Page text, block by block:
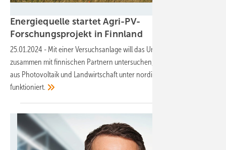
Energiequelle startet Agri-PV-
Forschungsprojekt in Finnland
25.01.2024 - Mit einer Versuchsanlage will das Unternehmen
zusammen mit finnischen Partnern untersuchen, wie die Kombination
aus Photovoltaik und Landwirtschaft unter nordischen Bedingungen
funktioniert.